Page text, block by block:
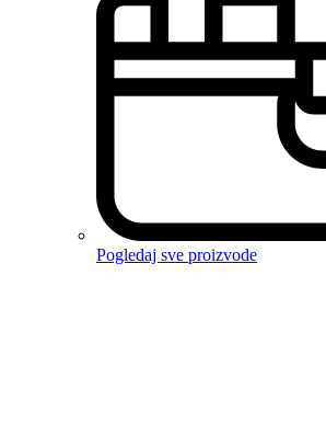
Pogledaj sve proizvode